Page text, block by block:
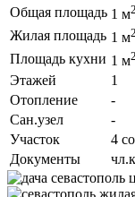
Общая площадь 1 м2
Жилая площадь 1 м2
Площадь кухни 1 м2
Этажей
1
Отопление
-
Сан.узел
-
Участок
4
Документы